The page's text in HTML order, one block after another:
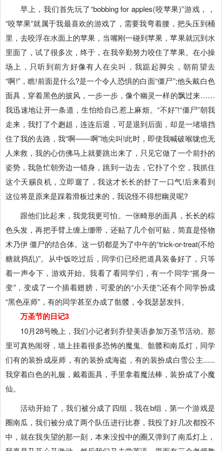
早上，我们首先玩了“bobbing for apples(咬苹果)”游戏，，
“咬苹果”就属于我最喜欢的游戏了，需要我弯着腰，把头压到桶
里，去咬浮在水面上的苹果，当嘴刚一碰到苹果，苹果就沉到水
里面了，试了很多次，终于，在我辛勤努力咬住了苹果。在小操
场上，只听到前方好像有人在尖叫，我踮起脚尖，朝前望去
“啊!”，瞧!前面是什么?是一个令人恐惧的白面“僵尸”;他头戴白色
面具，穿着黑色的披风，一步一步，像个幽灵一样的飘过来……
我迅速地让开一条道，生怕给自己惹上麻烦。“不好”!“僵尸”朝我
走来，我打了个趔趄，连连后退，可是退到后面，却是一堵墙挡
住了我的去路，我“啊――啊”地尖叫!此时，即使我喊破喉咙也无
人来救，我的心仿佛马上就要跳出来了，只见它做了一个前扑的
姿势，我急忙朝旁边一错身，跳到一边去，它扑了个空，我抓住
这个天赐良机，立即遛了，我这才长长的舒了一口气!后来看到
这位将是原来是踩着滑板过来的，我说怪不得想幽灵呢?
跟他们比起来，我觉我更可怕。一张畸形的面具，长长的棕
色头发，再把手臂上缠上绷带，还贴了几个创可贴，简直是怪物
木乃伊 僵尸的结合体。这一切都是为了中午的“trick-or-treat(不给
糖就捣乱)”。从中饭吃过后，同学们已经把道具装备好了，只等
着一声令下，游戏开始。我看了看同学们，有一个同学“摇身一
变”，变成了一个插着翅膀，可爱的的“小天使”;还有个同学扮成
“黑色巫师”，有的同学甚至办成了骷髅，令我瑟瑟发抖。
万圣节的日记3
10月28号晚上，我们小记者到乔登美语参加万圣节活动。那
里可真热闹呀，墙上挂着很多恐怖的魔鬼、骷髅和南瓜灯，同学
们有的装扮成巫师，有的装扮成海盗，有的装扮成白雪公主......
我穿着白色的礼服，戴着面具，手里拿着魔法棒，装扮成了小魔
仙。
活动开始了，我们被分成了四组，我在b组，第一个游戏是
圈南瓜，我们被分成了两个队伍进行比赛，我投了好几次都投不
中，就在我失望的那一刻，本来没投中的圈又弹到了南瓜灯上，